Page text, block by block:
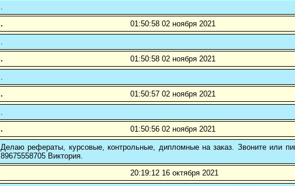
.
.
01:50:58 02 ноября 2021
.
.
01:50:58 02 ноября 2021
.
.
01:50:57 02 ноября 2021
.
.
01:50:56 02 ноября 2021
Делаю рефераты, курсовые, контрольные, дипломные на заказ. Звоните или
89675558705 Виктория.
20:19:12 16 октября 2021